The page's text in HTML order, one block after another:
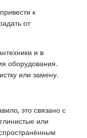
к
от
и в
оборудования.
или замену.
это связано с
или